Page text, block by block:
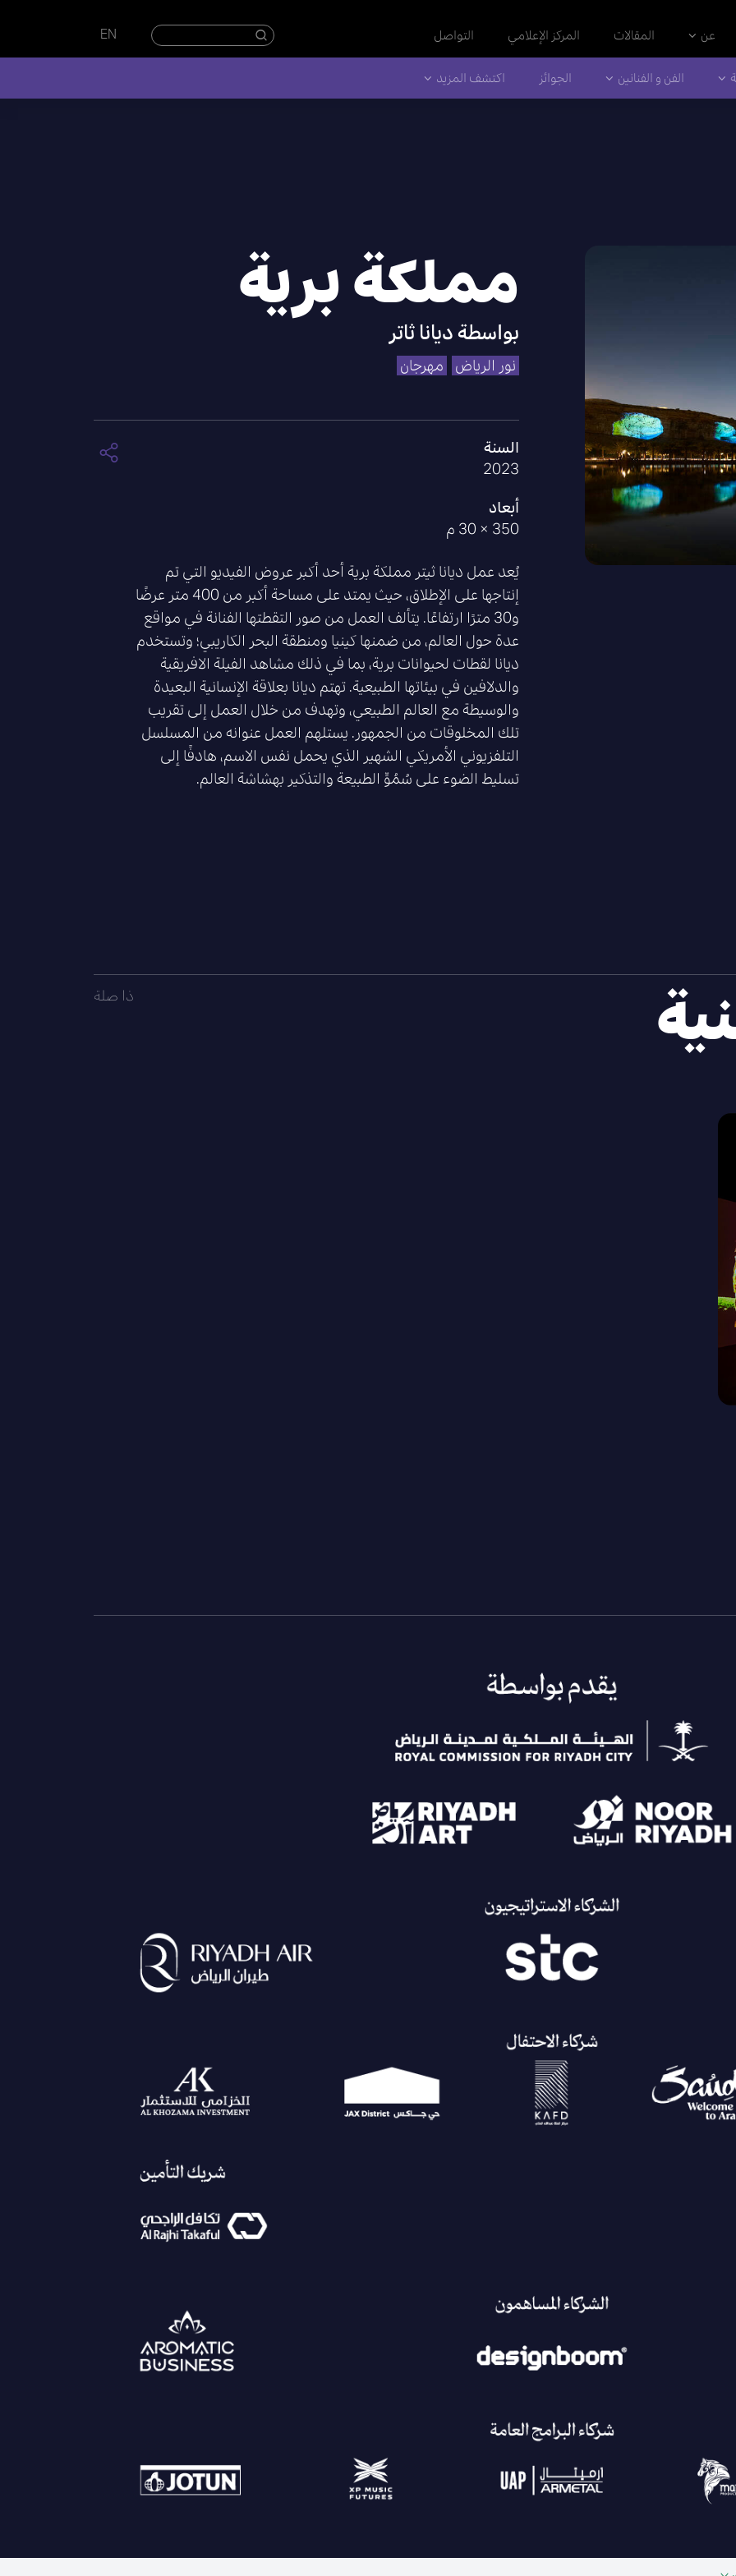
عن المقالات المركز الإعلامي التواصل EN
الفن و الفنانين الجوائز اكتشف المزيد
مملكة برية
بواسطةديانا ثاتر
نور الرياض مهرجان
السنة
2023
أبعاد
350 × 30 م
يُعد عمل ديانا ثيتر مملكة برية أحد أكبر عروض الفيديو التي تم
إنتاجها على الإطلاق، حيث يمتد على مساحة أكبر من 400 متر عرضًا
و30 مترًا ارتفاعًا. يتألف العمل من صور التقطتها الفنانة في مواقع
عدة حول العالم، من ضمنها كينيا ومنطقة البحر الكاريبي؛ وتستخدم
ديانا لقطات لحيوانات برية، بما في ذلك مشاهد الفيلة الافريقية
والدلافين في بيئاتها الطبيعية. تهتم ديانا بعلاقة الإنسانية البعيدة
والوسيطة مع العالم الطبيعي، وتهدف من خلال العمل إلى تقريب
تلك المخلوقات من الجمهور. يستلهم العمل عنوانه من المسلسل
التلفزيوني الأمريكي الشهير الذي يحمل نفس الاسم، هادفًا إلى
تسليط الضوء على سُمُوِّ الطبيعة والتذكير بهشاشة العالم.
ذا صلة